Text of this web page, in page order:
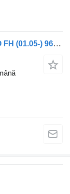
Supapă pentru frâna de mână WABCO FH (01.05-) 9617242040 pentru cap tractor Volvo FH12, FH16, NH12, FH, VNL780 (1993-2014)